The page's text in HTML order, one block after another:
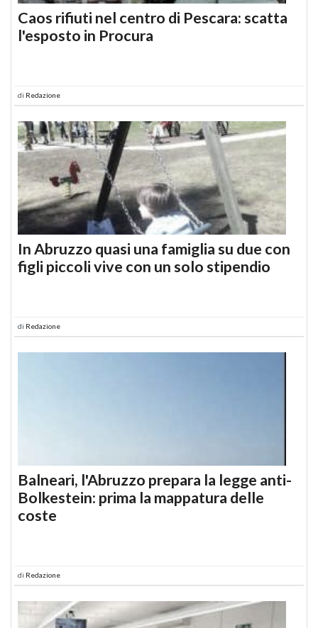
Caos rifiuti nel centro di Pescara: scatta
l'esposto in Procura
di Redazione
In Abruzzo quasi una famiglia su due con
figli piccoli vive con un solo stipendio
di Redazione
Balneari, l'Abruzzo prepara la legge anti-
Bolkestein: prima la mappatura delle
coste
di Redazione